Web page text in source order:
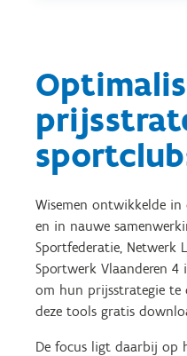
Wisemen ontwikkelde
en in nauwe
Sportfederatie, Netwerk
Sportwerk Vlaanderen
om hun prijsstrategie te
deze tools gratis
De focus ligt daarbij op